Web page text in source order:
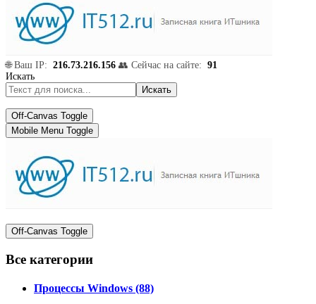
🌐 Ваш IP: 216.73.216.156 👥 Сейчас на сайте: 91
Искать
Искать
Off-Canvas Toggle
Mobile Menu Toggle
Off-Canvas Toggle
Все категории
Процессы Windows (88)